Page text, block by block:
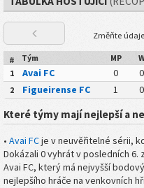
Změňte
# Tým MP
1
Avai FC 0 0
2 Figueirense FC 1 0
Které týmy mají nejlepší a
• Avai FCje v neuvěřitelné sérii,
Dokázali 0 vyhrát v posledních 6.
Avai FC, který má nejvyšší
nejlepšího hráče na venkovních